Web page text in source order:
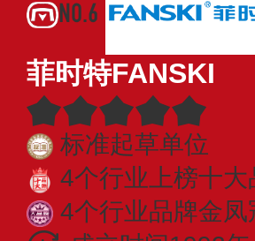
NO.6
菲时特FANSKI
标准起草单位
4个行业上榜十大
4个行业品牌金凤